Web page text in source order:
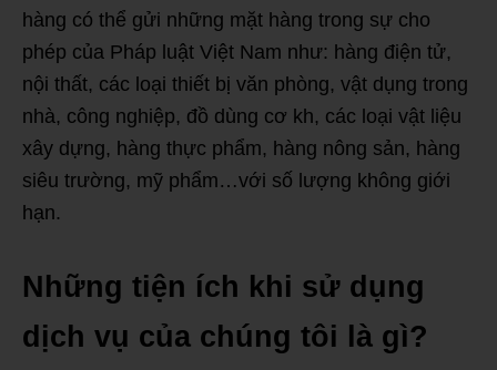
hàng có thể gửi những mặt hàng trong sự cho
phép của Pháp luật Việt Nam như: hàng điện tử,
nội thất, các loại thiết bị văn phòng, vật dụng trong
nhà, công nghiệp, đồ dùng cơ kh, các loại vật liệu
xây dựng, hàng thực phẩm, hàng nông sản, hàng
siêu trường, mỹ phẩm…với số lượng không giới
hạn.
Những tiện ích khi sử dụng
dịch vụ của chúng tôi là gì?